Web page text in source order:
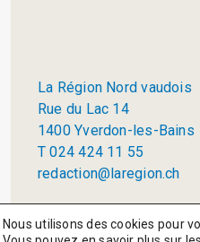
La Région Nord vaudois
Rue du Lac 14
1400 Yverdon-les-Bains
T 024 424 11 55
redaction@laregion.ch
Nous utilisons des cookies pour